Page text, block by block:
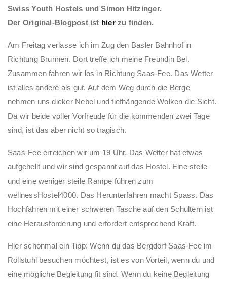
Swiss Youth Hostels und Simon Hitzinger.
Der Original-Blogpost ist hierzu finden.
Am Freitag verlasse ich im Zug den Basler Bahnhof in
Richtung Brunnen. Dort treffe ich meine Freundin Bel.
Zusammen fahren wir los in Richtung Saas-Fee. Das Wetter
ist alles andere als gut. Auf dem Weg durch die Berge
nehmen uns dicker Nebel und tiefhängende Wolken die Sicht.
Da wir beide voller Vorfreude für die kommenden zwei Tage
sind, ist das aber nicht so tragisch.
Saas-Fee erreichen wir um 19 Uhr. Das Wetter hat etwas
aufgehellt und wir sind gespannt auf das Hostel. Eine steile
und eine weniger steile Rampe führen zum
wellnessHostel4000. Das Herunterfahren macht Spass. Das
Hochfahren mit einer schweren Tasche auf den Schultern ist
eine Herausforderung und erfordert entsprechend Kraft.
Hier schonmal ein Tipp: Wenn du das Bergdorf Saas-Fee im
Rollstuhl besuchen möchtest, ist es von Vorteil, wenn du und
eine mögliche Begleitung fit sind. Wenn du keine Begleitung